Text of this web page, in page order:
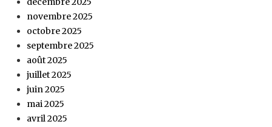
novembre 2025
octobre 2025
septembre 2025
août 2025
juillet 2025
juin 2025
mai 2025
avril 2025